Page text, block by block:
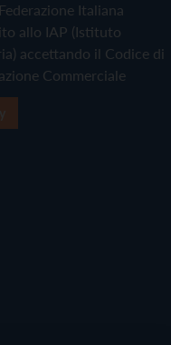
Italiana
allo IAP (Istituto
accettando il Codice di
Commerciale